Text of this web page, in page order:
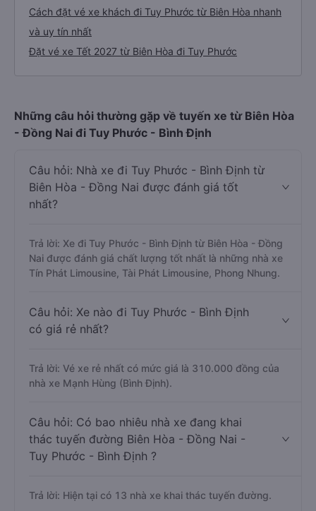
Cách đặt vé xe khách đi Tuy Phước từ Biên Hòa nhanh
và uy tín nhất
Đặt vé xe Tết 2027 từ Biên Hòa đi Tuy Phước
Những câu hỏi thường gặp về tuyến xe từ Biên Hòa
- Đồng Nai đi Tuy Phước - Bình Định
Câu hỏi: Nhà xe đi Tuy Phước - Bình Định từ
Biên Hòa - Đồng Nai được đánh giá tốt
nhất?
Trả lời: Xe đi Tuy Phước - Bình Định từ Biên Hòa - Đồng
Nai được đánh giá chất lượng tốt nhất là những nhà xe
Tín Phát Limousine, Tài Phát Limousine, Phong Nhung.
Câu hỏi: Xe nào đi Tuy Phước - Bình Định
có giá rẻ nhất?
Trả lời: Vé xe rẻ nhất có mức giá là 310.000 đồng của
nhà xe Mạnh Hùng (Bình Định).
Câu hỏi: Có bao nhiêu nhà xe đang khai
thác tuyến đường Biên Hòa - Đồng Nai -
Tuy Phước - Bình Định ?
Trả lời: Hiện tại có 13 nhà xe khai thác tuyến đường.